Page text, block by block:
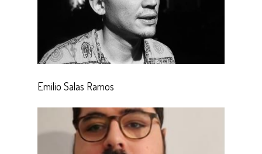
Emilio Salas Ramos